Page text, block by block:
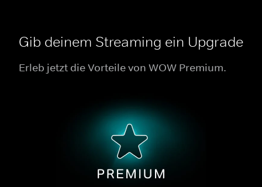
Gib deinem Streaming ein Upgrade
Erleb jetzt die Vorteile von WOW Premium.